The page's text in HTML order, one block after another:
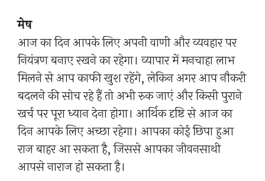
मेष
आज का दिन आपके लिए अपनी वाणी और व्यवहार पर
नियंत्रण बनाए रखने का रहेगा। व्यापार में मनचाहा लाभ
मिलने से आप काफी खुश रहेंगे, लेकिन अगर आप नौकरी
बदलने की सोच रहे हैं तो अभी रुक जाएं और किसी पुराने
खर्च पर पूरा ध्यान देना होगा। आर्थिक दृष्टि से आज का
दिन आपके लिए अच्छा रहेगा। आपका कोई छिपा हुआ
राज बाहर आ सकता है, जिससे आपका जीवनसाथी
आपसे नाराज हो सकता है।